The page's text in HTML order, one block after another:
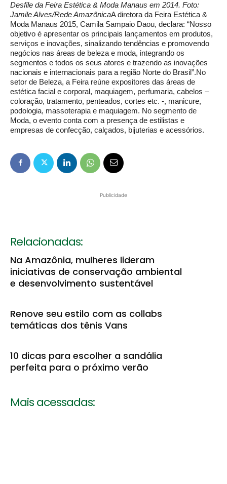
Desfile da Feira Estética & Moda Manaus em 2014. Foto:
Jamile Alves/Rede AmazônicaA diretora da Feira Estética &
Moda Manaus 2015, Camila Sampaio Daou, declara: “Nosso
objetivo é apresentar os principais lançamentos em produtos,
serviços e inovações, sinalizando tendências e promovendo
negócios nas áreas de beleza e moda, integrando os
segmentos e todos os seus atores e trazendo as inovações
nacionais e internacionais para a região Norte do Brasil”.No
setor de Beleza, a Feira reúne expositores das áreas de
estética facial e corporal, maquiagem, perfumaria, cabelos –
coloração, tratamento, penteados, cortes etc. -, manicure,
podologia, massoterapia e maquiagem. No segmento de
Moda, o evento conta com a presença de estilistas e
empresas de confecção, calçados, bijuterias e acessórios.
Publicidade
Relacionadas:
Na Amazônia, mulheres lideram
iniciativas de conservação ambiental
e desenvolvimento sustentável
Renove seu estilo com as collabs
temáticas dos tênis Vans
10 dicas para escolher a sandália
perfeita para o próximo verão
Mais acessadas: